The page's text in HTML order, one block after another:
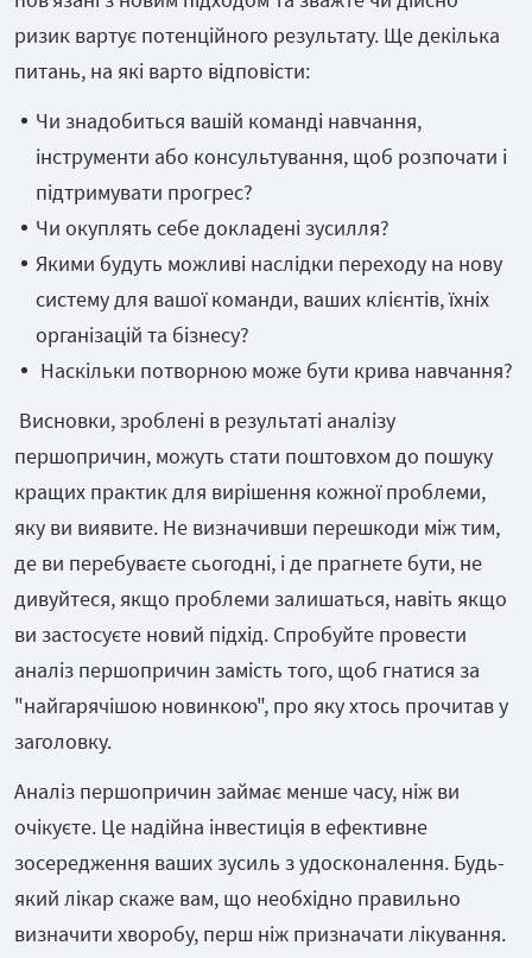
ризик вартує потенційного результату. Ще декілька
питань, на які варто відповісти:
Чи знадобиться вашій команді навчання,
інструменти або консультування, щоб розпочати і
підтримувати прогрес?
Чи окуплять себе докладені зусилля?
Якими будуть можливі наслідки переходу на нову
систему для вашої команди, ваших клієнтів, їхніх
організацій та бізнесу?
Наскільки потворною може бути крива навчання?
Висновки, зроблені в результаті аналізу
першопричин, можуть стати поштовхом до пошуку
кращих практик для вирішення кожної проблеми,
яку ви виявите. Не визначивши перешкоди між тим,
де ви перебуваєте сьогодні, і де прагнете бути, не
дивуйтеся, якщо проблеми залишаться, навіть якщо
ви застосуєте новий підхід. Спробуйте провести
аналіз першопричин замість того, щоб гнатися за
"найгарячішою новинкою", про яку хтось прочитав у
заголовку.
Аналіз першопричин займає менше часу, ніж ви
очікуєте. Це надійна інвестиція в ефективне
зосередження ваших зусиль з удосконалення. Будь-
який лікар скаже вам, що необхідно правильно
визначити хворобу, перш ніж призначати лікування.